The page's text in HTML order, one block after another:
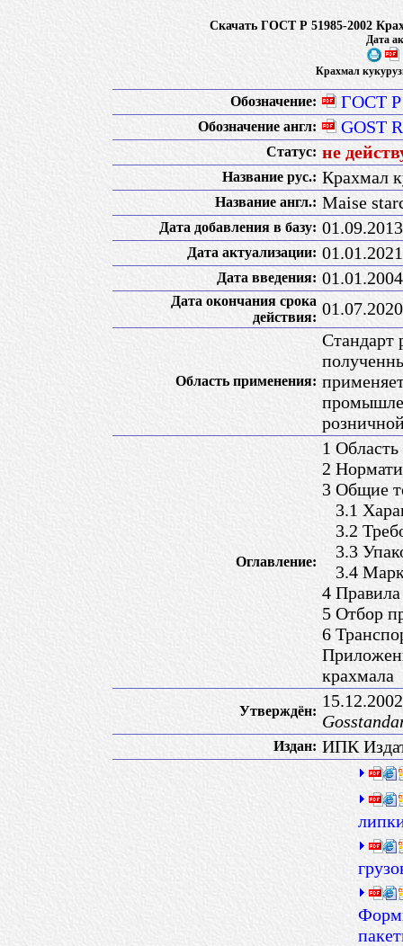
Скачать ГОСТ Р 51985-2002
Дата
Крахмал
Обозначение: ГОСТ Р
Обозначение англ: GOST
Статус: не
Название рус.: Крахмал
Название англ.: Maise
Дата добавления в базу: 01.09.2013
Дата актуализации: 01.01.2021
Дата введения: 01.01.2004
Дата окончания срока
действия: 01.07.2020
Область применения:
Стандарт
Оглавление:
1
2
3 Общие
3.1
3.2
3.3
3.4
4
5 Отбор
6
крахмала
Утверждён:
Издан: ИПК